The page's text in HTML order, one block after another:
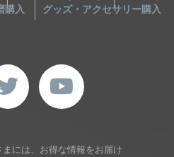
購入 グッズ・アクセサリー購入
には、お得な情報をお届け